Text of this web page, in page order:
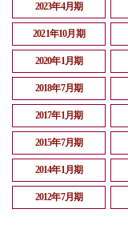
2023年4月期
2021年10月期
2020年1月期
2018年7月期
2017年1月期
2015年7月期
2014年1月期
2012年7月期